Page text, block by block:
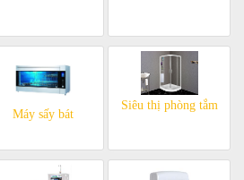
Máy sấy bát
Siêu thị phòng tắm